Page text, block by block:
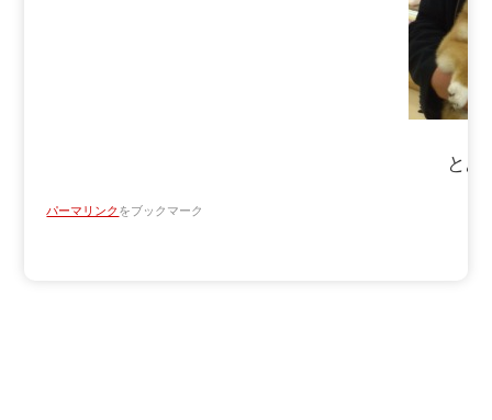
とあ
パーマリンク をブックマーク